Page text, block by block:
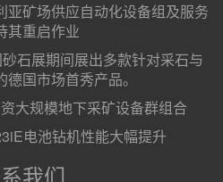
亚矿场供应自动化设备组及服务
其重启作业
石展期间展出多款针对采石与
国市场首秀产品。
大规模地下采矿设备群组合
电池钻机性能大幅提升
我们